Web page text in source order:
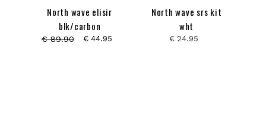
North wave elisir
blk/carbon
€ 89.90 € 44.95
North wave srs kit
wht
€ 24.95